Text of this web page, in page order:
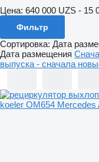
Цена: 640 000 UZS - 15
Фильтр
Сортировка: Дата
Дата размещения
выпуска - сначала